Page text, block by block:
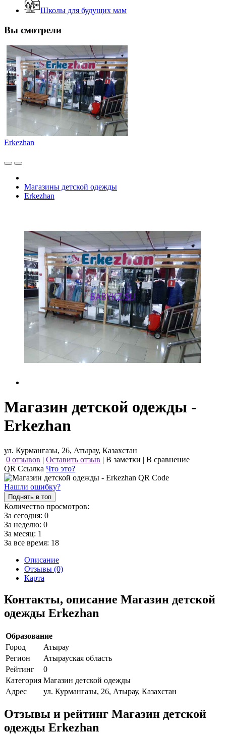
Школы для будущих мам
Вы смотрели
Erkezhan
Магазины детской одежды
Erkezhan
Магазин детской одежды -
Erkezhan
ул. Курмангазы, 26, Атырау, Казахстан
0 отзывов | Оставить отзыв | В заметки | В сравнение
QR Ссылка Что это?
Нашли ошибку?
Поднять в топ
Количество просмотров:
За сегодня: 0
За неделю: 0
За месяц: 1
За все время: 18
Описание
Отзывы (0)
Карта
Контакты, описание Магазин детской
одежды Erkezhan
Образование
Город
Атырау
Регион
Атырауская область
Рейтинг
0
Категория Магазин детской одежды
Адрес
ул. Курмангазы, 26, Атырау, Казахстан
Отзывы и рейтинг Магазин детской
одежды Erkezhan